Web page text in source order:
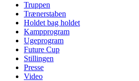
Truppen
Trænerstaben
Holdet bag holdet
Kampprogram
Ugeprogram
Future Cup
Stillingen
Presse
Video